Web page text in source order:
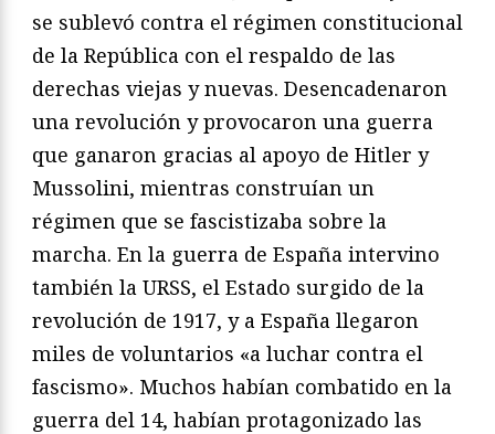
se sublevó contra el régimen constitucional
de la República con el respaldo de las
derechas viejas y nuevas. Desencadenaron
una revolución y provocaron una guerra
que ganaron gracias al apoyo de Hitler y
Mussolini, mientras construían un
régimen que se fascistizaba sobre la
marcha. En la guerra de España intervino
también la URSS, el Estado surgido de la
revolución de 1917, y a España llegaron
miles de voluntarios «a luchar contra el
fascismo». Muchos habían combatido en la
guerra del 14, habían protagonizado las